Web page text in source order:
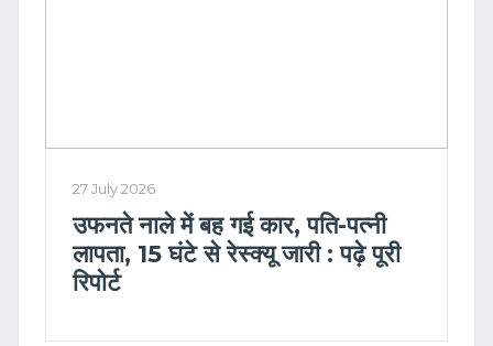
27 July 2026
उफनते नाले में बह गई कार, पति-पत्नी
लापता, 15 घंटे से रेस्क्यू जारी : पढ़े पूरी
रिपोर्ट